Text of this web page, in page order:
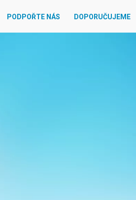
PODPOŘTE NÁS DOPORUČUJEME